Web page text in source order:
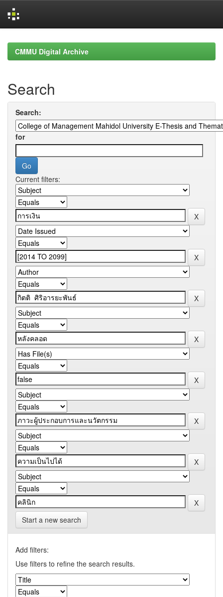
navigationCMMU Digital Archive
Search
Search:
for
Current filters:
Start a new search
Add filters:
Use filters to refine the search results.